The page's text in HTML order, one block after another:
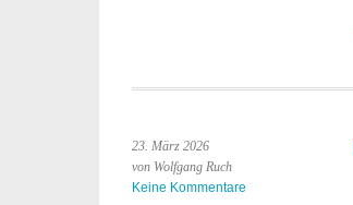
23. März 2026
von Wolfgang Ruch
Keine Kommentare